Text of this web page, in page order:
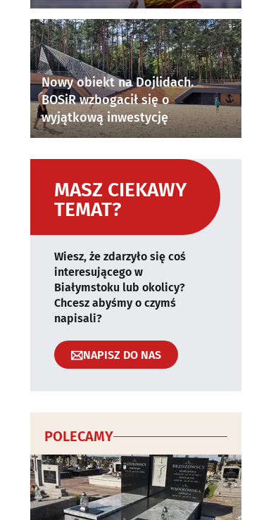
Nowy obiekt na Dojlidach.
BOSiR wzbogacił się o
wyjątkową inwestycję
MASZ CIEKAWY
TEMAT?
Wiesz, że zdarzyło się coś
interesującego w
Białymstoku lub okolicy?
Chcesz abyśmy o czymś
napisali?
NAPISZ DO NAS
POLECAMY